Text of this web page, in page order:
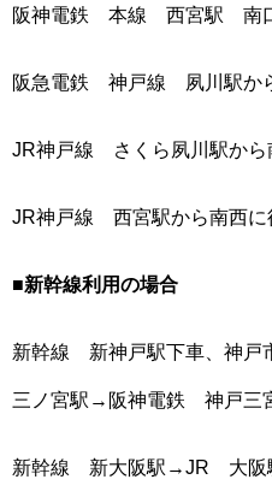
阪神電鉄 本線 西宮駅 南口
阪急電鉄 神戸線 夙川駅か
JR神戸線 さくら夙川駅から
JR神戸線 西宮駅から南西に
■新幹線利用の場合
新幹線 新神戸駅下車、神
三ノ宮駅→阪神電鉄 神戸
新幹線 新大阪駅→JR 大阪